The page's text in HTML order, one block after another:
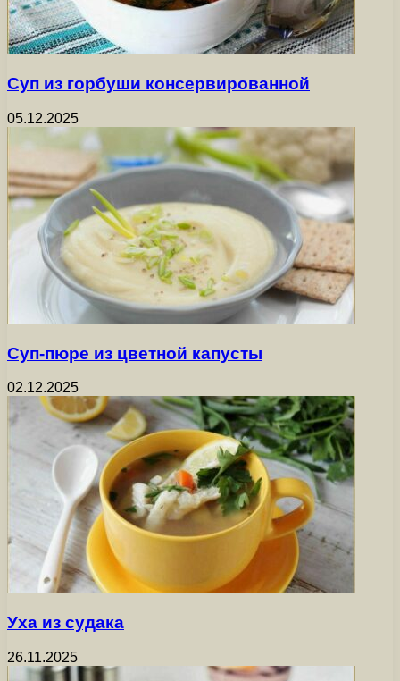
Суп из горбуши консервированной
05.12.2025
Суп-пюре из цветной капусты
02.12.2025
Уха из судака
26.11.2025